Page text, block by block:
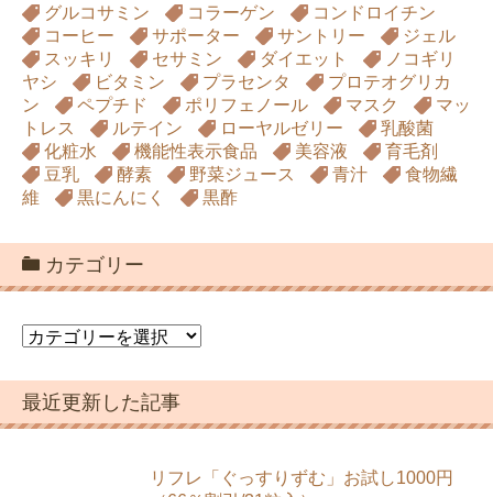
グルコサミン
コラーゲン
コンドロイチン
コーヒー
サポーター サントリー
ジェル
スッキリ
セサミン ダイエット
ノコギリ
ヤシ
ビタミン プラセンタ
プロテオグリカ
ン
ペプチド ポリフェノール マスク
マッ
トレス
ルテイン ローヤルゼリー
乳酸菌
化粧水
機能性表示食品 美容液
育毛剤
豆乳
酵素 野菜ジュース 青汁
食物繊
維
黒にんにく 黒酢
カテゴリー
カ
ゴ
リ
ー
最近更新した記事
リフレ「ぐっすりずむ」お試し1000円